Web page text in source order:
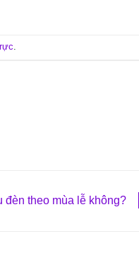
.
theo mùa lễ không?